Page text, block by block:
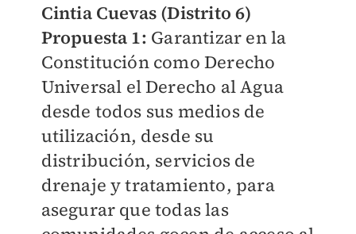
Cintia Cuevas (Distrito 6)
Propuesta 1: Garantizar en la
Constitución como Derecho
Universal el Derecho al Agua
desde todos sus medios de
utilización, desde su
distribución, servicios de
drenaje y tratamiento, para
asegurar que todas las